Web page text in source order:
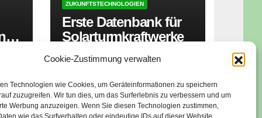
Cookie-Zustimmung verwalten
Technologien wie Cookies, um Geräteinformationen zu speichern
zuzugreifen. Wir tun dies, um das Surferlebnis zu verbessern und um
Werbung anzuzeigen. Wenn Sie diesen Technologien zustimmen,
wie das Surfverhalten oder eindeutige IDs auf dieser Website
ZUKUNFTSTECHNOLOGIEN
Erste Datenbank für
Solarturmkraftwerke
16. JUNI 2026